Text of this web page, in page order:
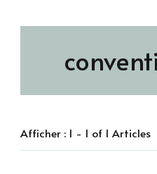
Afficher : 1 - 1 of 1 Articles